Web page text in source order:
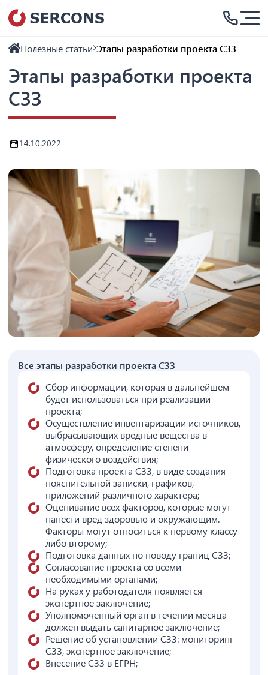
Полезные статьи Этапы разработки проекта СЗЗ
Этапы разработки проекта
СЗЗ
14.10.2022
Все этапы разработки проекта СЗЗ
Сбор информации, которая в дальнейшем
будет использоваться при реализации
проекта;
Осуществление инвентаризации источников,
выбрасывающих вредные вещества в
атмосферу, определение степени
физического воздействия;
Подготовка проекта СЗЗ, в виде создания
пояснительной записки, графиков,
приложений различного характера;
Оценивание всех факторов, которые могут
нанести вред здоровью и окружающим.
Факторы могут относиться к первому классу
либо второму;
Подготовка данных по поводу границ СЗЗ;
Согласование проекта со всеми
необходимыми органами;
На руках у работодателя появляется
экспертное заключение;
Уполномоченный орган в течении месяца
должен выдать санитарное заключение;
Решение об установлении СЗЗ: мониторинг
СЗЗ, экспертное заключение;
Внесение СЗЗ в ЕГРН;